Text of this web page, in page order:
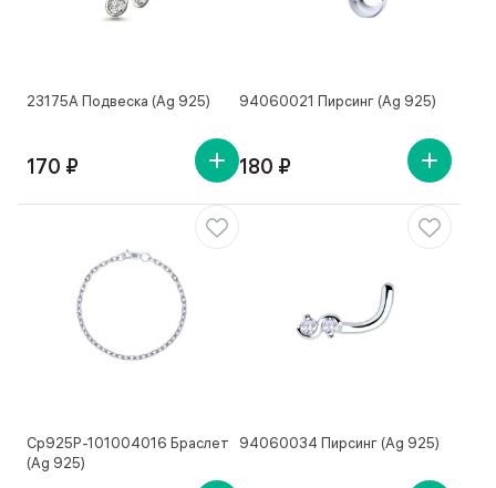
23175А Подвеска (Ag 925)
170 ₽
94060021 Пирсинг (Ag 925)
180 ₽
Ср925Р-101004016 Браслет
(Ag 925)
94060034 Пирсинг (Ag 925)